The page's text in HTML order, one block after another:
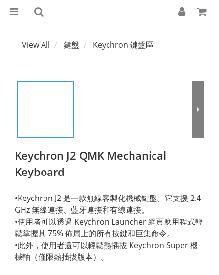
View All 鍵盤 Keychron 鍵盤區
Keychron J2 QMK Mechanical
Keyboard
•Keychron J2 是一款無線客製化機械鍵盤。它支援 2.4
GHz 無線連接、藍牙連接和有線連接。
•使用者可以透過 Keychron Launcher 網頁應用程式輕
鬆掌握其 75% 佈局上的所有按鍵和巨集命令。
•此外，使用者還可以輕鬆熱插拔 Keychron Super 機
械軸（僅限熱插拔版本）。